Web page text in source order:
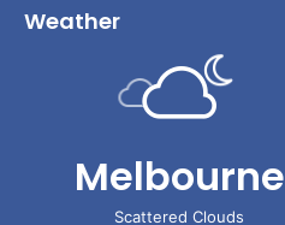
Weather
Melbourne
Scattered Clouds